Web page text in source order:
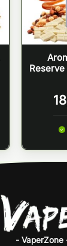
- VaperZone